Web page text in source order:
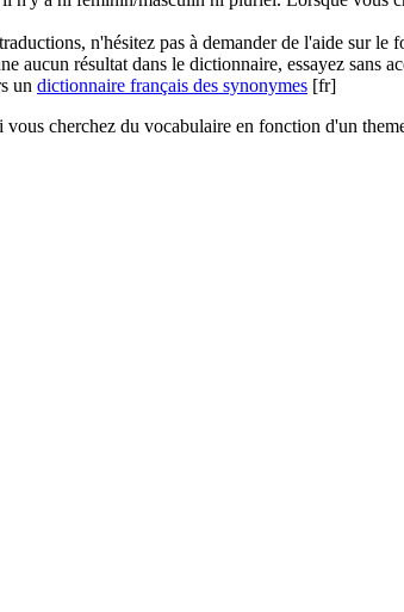
n'hésitez pas à demander de l'aide sur le
aucun résultat dans le dictionnaire, essayez sans
un dictionnaire français des synonymes [fr]
cherchez du vocabulaire en fonction d'un